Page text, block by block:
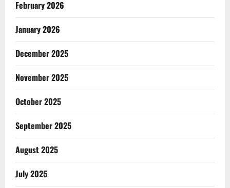
February 2026
January 2026
December 2025
November 2025
October 2025
September 2025
August 2025
July 2025